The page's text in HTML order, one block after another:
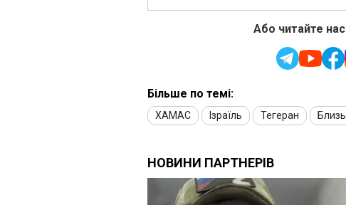
Або читайте
Більше по темі:
ХАМАС Ізраїль Тегеран